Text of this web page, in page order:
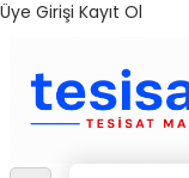
Üye Girişi Kayıt Ol